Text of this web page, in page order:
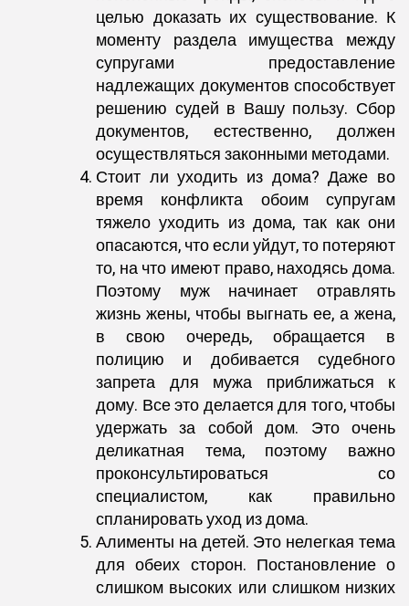
целью доказать их существование. К
моменту раздела имущества между
супругами предоставление
надлежащих документов способствует
решению судей в Вашу пользу. Сбор
документов, естественно, должен
осуществляться законными методами.
Стоит ли уходить из дома? Даже во
время конфликта обоим супругам
тяжело уходить из дома, так как они
опасаются, что если уйдут, то потеряют
то, на что имеют право, находясь дома.
Поэтому муж начинает отравлять
жизнь жены, чтобы выгнать ее, а жена,
в свою очередь, обращается в
полицию и добивается судебного
запрета для мужа приближаться к
дому. Все это делается для того, чтобы
удержать за собой дом. Это очень
деликатная тема, поэтому важно
проконсультироваться со
специалистом, как правильно
спланировать уход из дома.
Алименты на детей. Это нелегкая тема
для обеих сторон. Постановление о
слишком высоких или слишком низких